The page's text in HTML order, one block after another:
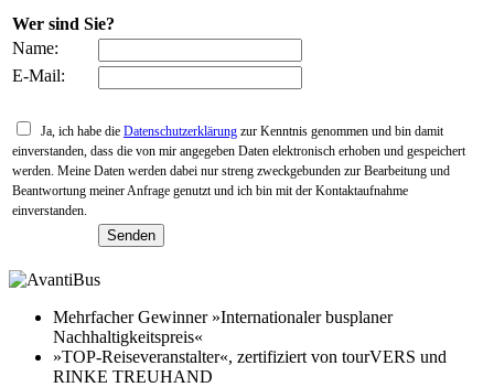
Wer sind Sie?
Name:
E-Mail:
Ja, ich habe die Datenschutzerklärung zur Kenntnis genommen und bin damit
einverstanden, dass die von mir angegeben Daten elektronisch erhoben und gespeichert
werden. Meine Daten werden dabei nur streng zweckgebunden zur Bearbeitung und
Beantwortung meiner Anfrage genutzt und ich bin mit der Kontaktaufnahme
einverstanden.
Mehrfacher Gewinner »Internationaler busplaner
Nachhaltigkeitspreis«
»TOP-Reiseveranstalter«, zertifiziert von tourVERS und
RINKE TREUHAND